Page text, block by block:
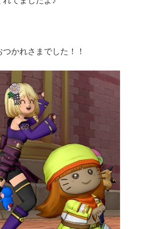
かれさまでした！！